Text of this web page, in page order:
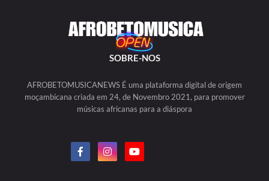
SOBRE-NOS
AFROBETOMUSICANEWS É uma plataforma digital de origem
moçambicana criada em 24, de Novembro 2021, para promover
músicas africanas para a diáspora